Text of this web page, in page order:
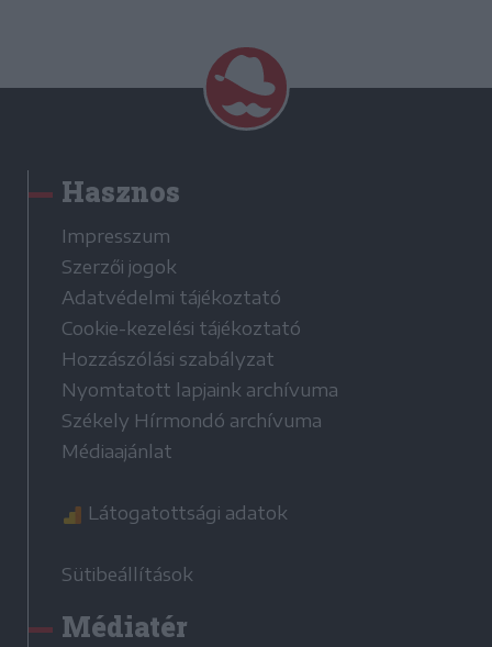
Hasznos
Impresszum
Szerzői jogok
Adatvédelmi tájékoztató
Cookie-kezelési tájékoztató
Hozzászólási szabályzat
Nyomtatott lapjaink archívuma
Székely Hírmondó archívuma
Médiaajánlat
Látogatottsági adatok
Sütibeállítások
Médiatér